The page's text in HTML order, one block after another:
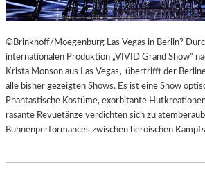
©Brinkhoff/Moegenburg Las Vegas in Berlin?
internationalen Produktion „VIVID Grand Show“
Krista Monson aus Las Vegas, übertrifft der
alle bisher gezeigten Shows. Es ist eine Show
Phantastische Kostüme, exorbitante
rasante Revuetänze verdichten sich zu
Bühnenperformances zwischen heroischen